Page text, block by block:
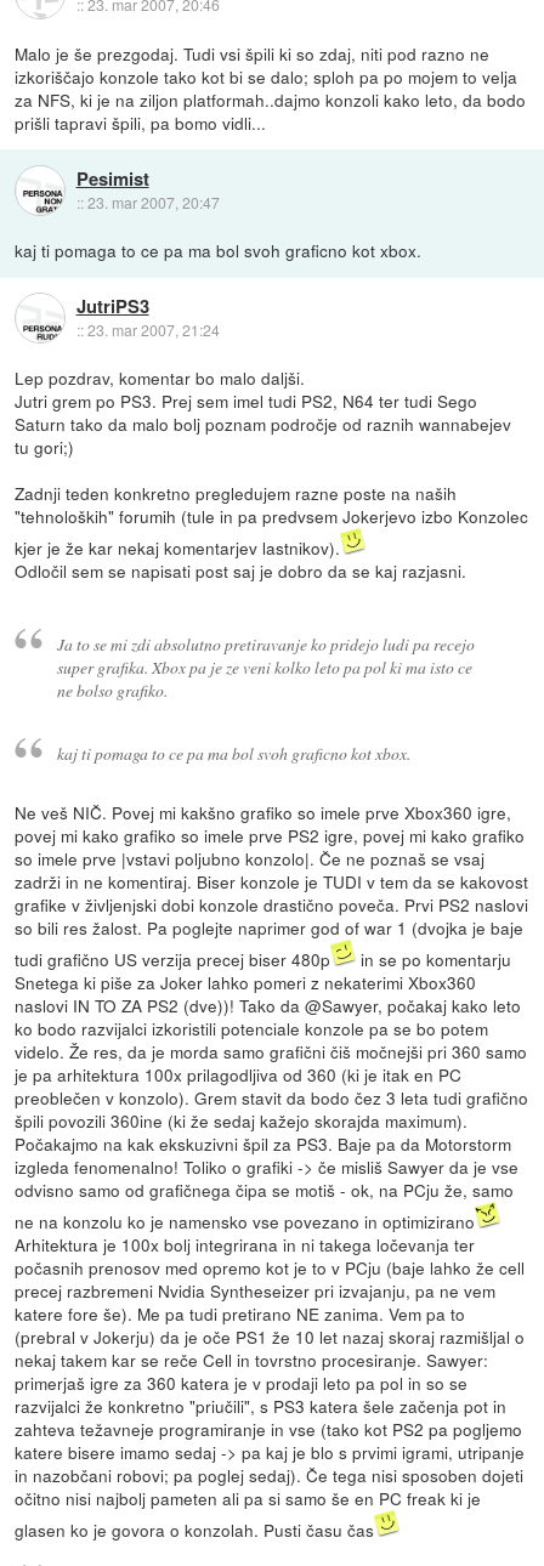
::23. mar 2007, 20:46
Malo je še prezgodaj. Tudi vsi špili ki so zdaj, niti pod razno ne
izkoriščajo konzole tako kot bi se dalo; sploh pa po mojem to velja
za NFS, ki je na ziljon platformah..dajmo konzoli kako leto, da bodo
prišli tapravi špili, pa bomo vidli...
Pesimist
::23. mar 2007, 20:47
kaj ti pomaga to ce pa ma bol svoh graficno kot xbox.
JutriPS3
::23. mar 2007, 21:24
Lep pozdrav, komentar bo malo daljši.
Jutri grem po PS3. Prej sem imel tudi PS2, N64 ter tudi Sego
Saturn tako da malo bolj poznam področje od raznih wannabejev
tu gori;)
Zadnji teden konkretno pregledujem razne poste na naših
"tehnoloških" forumih (tule in pa predvsem Jokerjevo izbo Konzolec
kjer je že kar nekaj komentarjev lastnikov).
Odločil sem se napisati post saj je dobro da se kaj razjasni.
Ja to se mi zdi absolutno pretiravanje ko pridejo ludi pa recejo
super grafika. Xbox pa je ze veni kolko leto pa pol ki ma isto ce
ne bolso grafiko.
kaj ti pomaga to ce pa ma bol svoh graficno kot xbox.
Ne veš NIČ. Povej mi kakšno grafiko so imele prve Xbox360 igre,
povej mi kako grafiko so imele prve PS2 igre, povej mi kako grafiko
so imele prve |vstavi poljubno konzolo|. Če ne poznaš se vsaj
zadrži in ne komentiraj. Biser konzole je TUDI v tem da se kakovost
grafike v življenjski dobi konzole drastično poveča. Prvi PS2 naslovi
so bili res žalost. Pa poglejte naprimer god of war 1 (dvojka je baje
tudi grafično US verzija precej biser 480p
in se po komentarju
Snetega ki piše za Joker lahko pomeri z nekaterimi Xbox360
naslovi IN TO ZA PS2 (dve))! Tako da @Sawyer, počakaj kako leto
ko bodo razvijalci izkoristili potenciale konzole pa se bo potem
videlo. Že res, da je morda samo grafični čiš močnejši pri 360 samo
je pa arhitektura 100x prilagodljiva od 360 (ki je itak en PC
preoblečen v konzolo). Grem stavit da bodo čez 3 leta tudi grafično
špili povozili 360ine (ki že sedaj kažejo skorajda maximum).
Počakajmo na kak ekskuzivni špil za PS3. Baje pa da Motorstorm
izgleda fenomenalno! Toliko o grafiki -> če misliš Sawyer da je vse
odvisno samo od grafičnega čipa se motiš - ok, na PCju že, samo
ne na konzolu ko je namensko vse povezano in optimizirano
Arhitektura je 100x bolj integrirana in ni takega ločevanja ter
počasnih prenosov med opremo kot je to v PCju (baje lahko že cell
precej razbremeni Nvidia Syntheseizer pri izvajanju, pa ne vem
katere fore še). Me pa tudi pretirano NE zanima. Vem pa to
(prebral v Jokerju) da je oče PS1 že 10 let nazaj skoraj razmišljal o
nekaj takem kar se reče Cell in tovrstno procesiranje. Sawyer:
primerjaš igre za 360 katera je v prodaji leto pa pol in so se
razvijalci že konkretno "priučili", s PS3 katera šele začenja pot in
zahteva težavneje programiranje in vse (tako kot PS2 pa pogljemo
katere bisere imamo sedaj -> pa kaj je blo s prvimi igrami, utripanje
in nazobčani robovi; pa poglej sedaj). Če tega nisi sposoben dojeti
očitno nisi najbolj pameten ali pa si samo še en PC freak ki je
glasen ko je govora o konzolah. Pusti času čas